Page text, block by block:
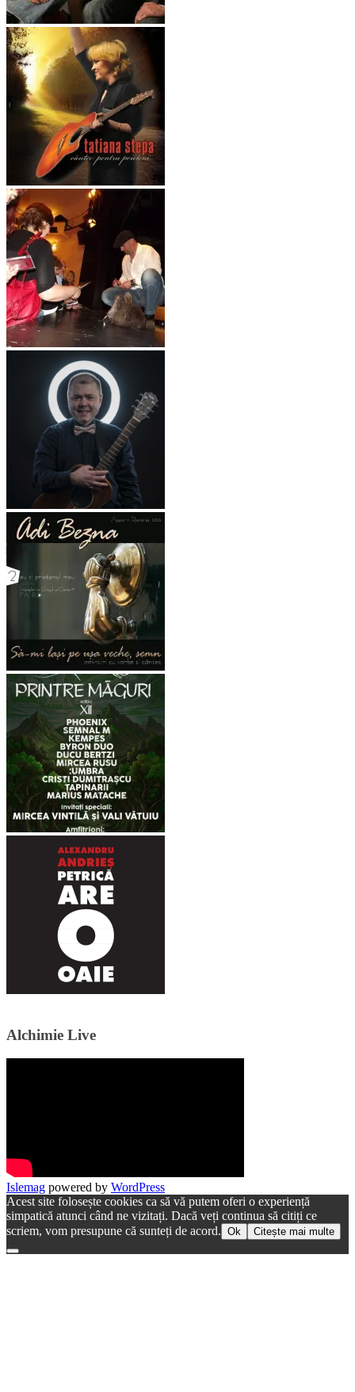
Alchimie Live
Islemag powered by WordPress
Acest site folosește cookies ca să vă putem oferi o experiență
simpatică atunci când ne vizitați. Dacă veți continua să citiți ce
scriem, vom presupune că sunteți de acord. Ok Citește mai multe